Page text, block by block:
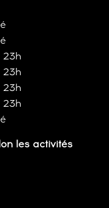
23h
23h
23h
23h
les activités